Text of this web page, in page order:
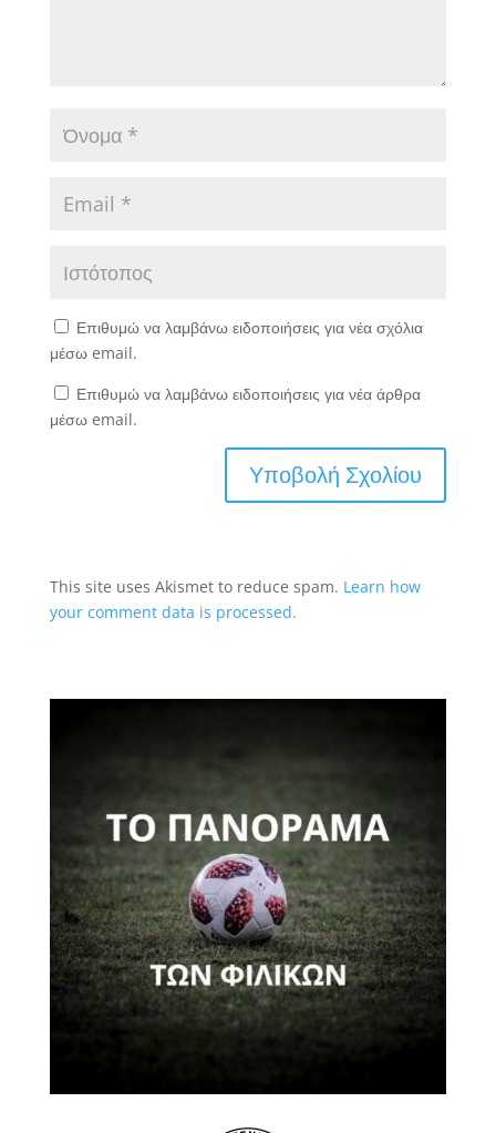
Επιθυμώ να λαμβάνω ειδοποιήσεις για νέα σχόλια
μέσω email.
Επιθυμώ να λαμβάνω ειδοποιήσεις για νέα άρθρα
μέσω email.
This site uses Akismet to reduce spam. Learn how
your comment data is processed.